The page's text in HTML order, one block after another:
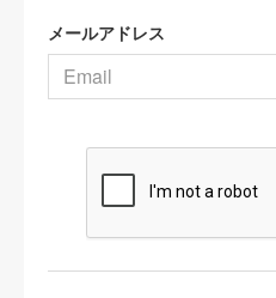
メールアドレス